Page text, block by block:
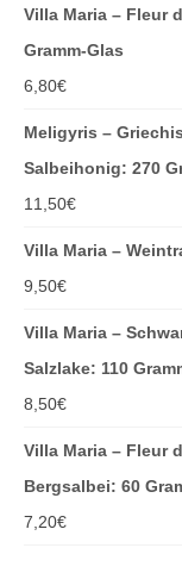
Villa Maria – Fleur
Gramm-Glas
6,80€
Meligyris –
Salbeihonig: 270
11,50€
Villa Maria –
9,50€
Villa Maria –
Salzlake: 110
8,50€
Villa Maria – Fleur
Bergsalbei: 60
7,20€